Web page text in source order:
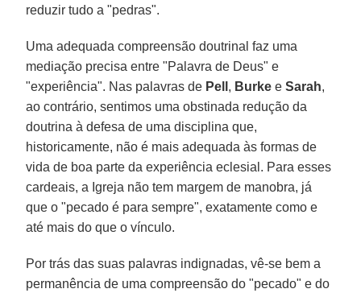
reduzir tudo a "pedras".
Uma adequada compreensão doutrinal faz uma
mediação precisa entre "Palavra de Deus" e
"experiência". Nas palavras de Pell , Burke eSarah,
ao contrário, sentimos uma obstinada redução da
doutrina à defesa de uma disciplina que,
historicamente, não é mais adequada às formas de
vida de boa parte da experiência eclesial. Para esses
cardeais, a Igreja não tem margem de manobra, já
que o "pecado é para sempre", exatamente como e
até mais do que o vínculo.
Por trás das suas palavras indignadas, vê-se bem a
permanência de uma compreensão do "pecado" e do